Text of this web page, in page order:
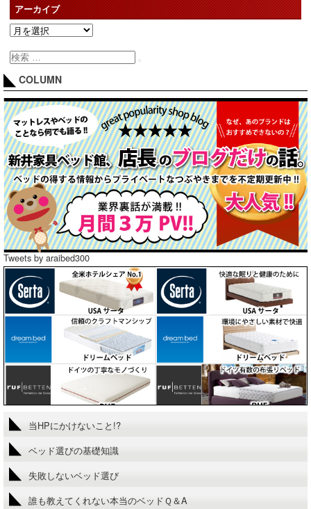
アーカイブ
COLUMN
Tweets by araibed300
当HPにかけないこと!?
ベッド選びの基礎知識
失敗しないベッド選び
誰も教えてくれない本当のベッドＱ＆A